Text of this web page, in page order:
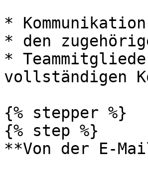
*
* den
*
vollständigen
{% stepper %}
{% step %}
**Von der E-